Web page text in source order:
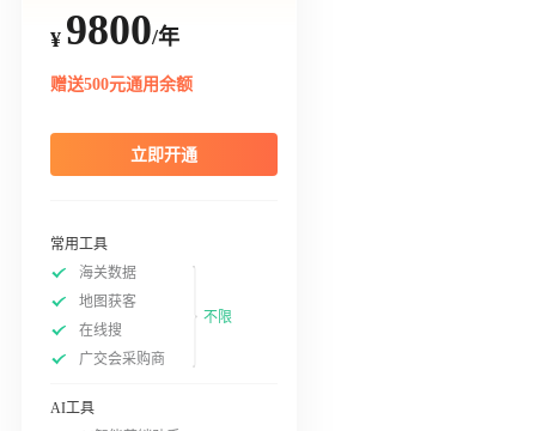
¥ 9800/年
赠送500元通用余额
立即开通
常用工具
海关数据
地图获客
在线搜
广交会采购商
不限
AI工具